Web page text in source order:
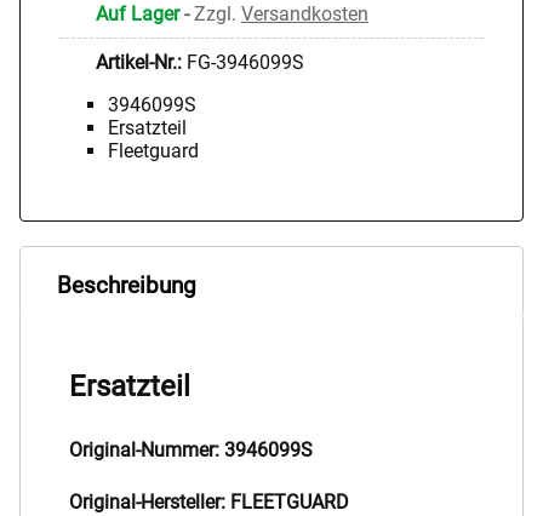
Auf Lager-Zzgl. Versandkosten
Artikel-Nr.: FG-3946099S
3946099S
Ersatzteil
Fleetguard
Beschreibung
Ersatzteil
Original-Nummer: 3946099S
Original-Hersteller: FLEETGUARD